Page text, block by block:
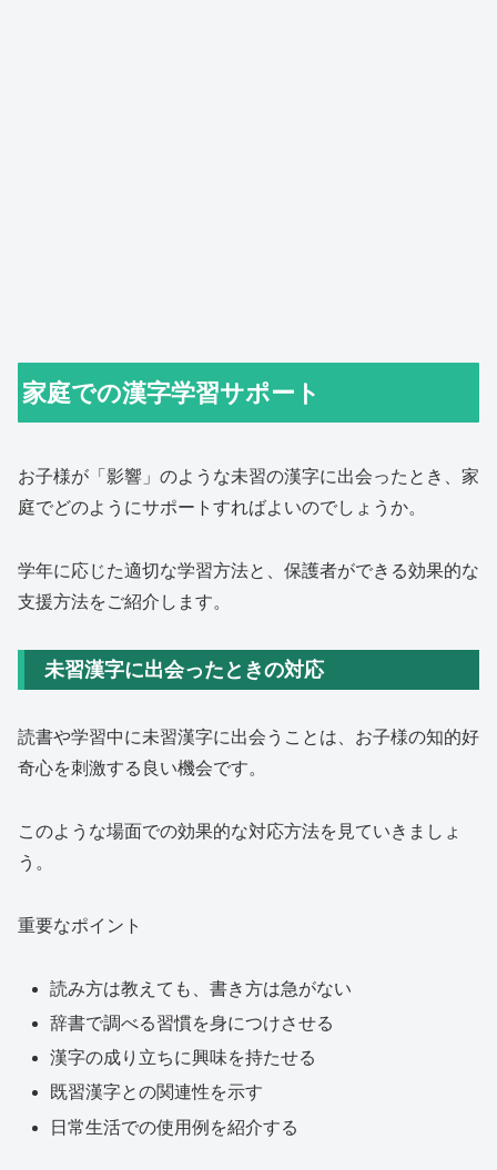
家庭での漢字学習サポート
お子様が「影響」のような未習の漢字に出会ったとき、家
庭でどのようにサポートすればよいのでしょうか。
学年に応じた適切な学習方法と、保護者ができる効果的な
支援方法をご紹介します。
未習漢字に出会ったときの対応
読書や学習中に未習漢字に出会うことは、お子様の知的好
奇心を刺激する良い機会です。
このような場面での効果的な対応方法を見ていきましょ
う。
重要なポイント
読み方は教えても、書き方は急がない
辞書で調べる習慣を身につけさせる
漢字の成り立ちに興味を持たせる
既習漢字との関連性を示す
日常生活での使用例を紹介する